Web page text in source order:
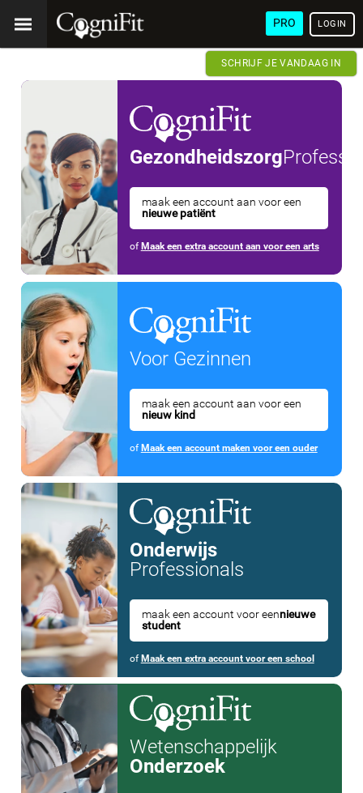
PRO LOGIN
SCHRIJF JE VANDAAG IN
Gezondheidszorg
maak een account aan voor een
nieuwe patiënt
of Maak een extra account aan voor een arts
Voor Gezinnen
maak een account aan voor een
nieuw kind
ofMaak een account maken voor een ouder
Onderwijs
Professionals
maak een account voor eennieuwe
student
of Maak een extra account voor een school
Wetenschappelijk
Onderzoek